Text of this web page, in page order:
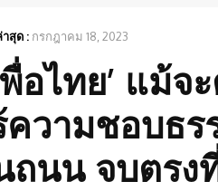
สุด : กรกฎาคม 18, 2023
พื่อไทย’ แม้
วามชอบธ
นน จบตรง